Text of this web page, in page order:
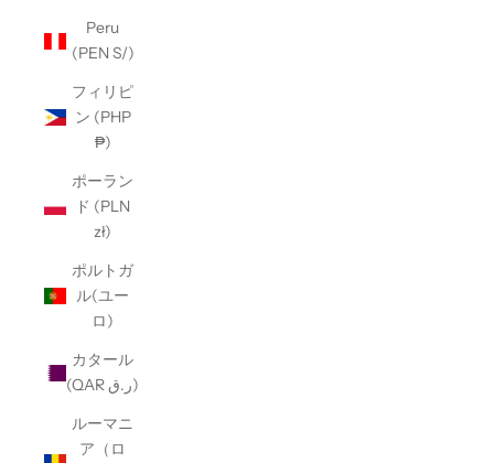
Peru
(PEN S/)
フィリピ
ン (PHP
₱)
ポーラン
ド (PLN
zł)
ポルトガ
ル(ユー
ロ)
カタール
(QAR ر.ق)
ルーマニ
ア（ロ